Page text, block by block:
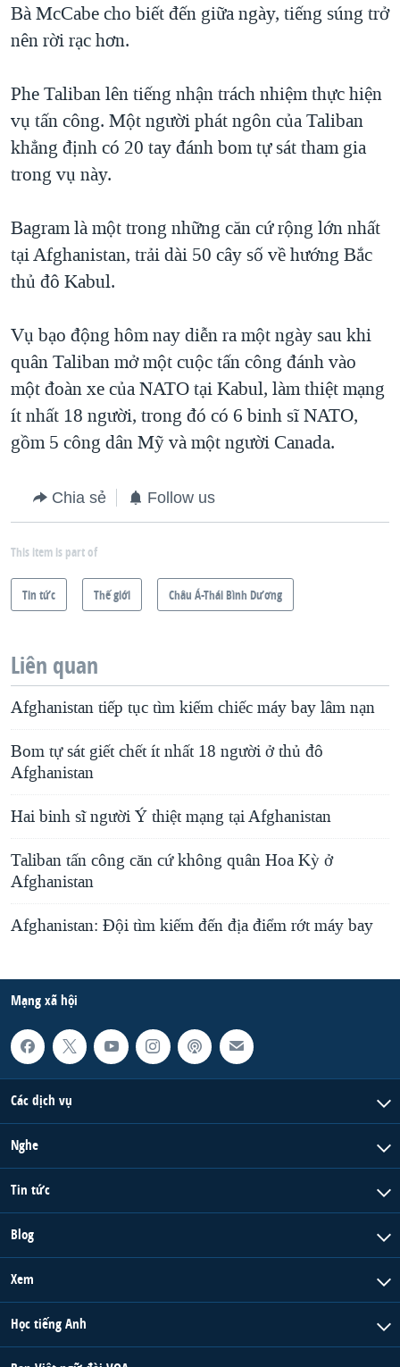
Bà McCabe cho biết đến giữa ngày, tiếng súng trở
nên rời rạc hơn.
Phe Taliban lên tiếng nhận trách nhiệm thực hiện
vụ tấn công. Một người phát ngôn của Taliban
khẳng định có 20 tay đánh bom tự sát tham gia
trong vụ này.
Bagram là một trong những căn cứ rộng lớn nhất
tại Afghanistan, trải dài 50 cây số về hướng Bắc
thủ đô Kabul.
Vụ bạo động hôm nay diễn ra một ngày sau khi
quân Taliban mở một cuộc tấn công đánh vào
một đoàn xe của NATO tại Kabul, làm thiệt mạng
ít nhất 18 người, trong đó có 6 binh sĩ NATO,
gồm 5 công dân Mỹ và một người Canada.
Chia sẻ Follow us
This item is part of
Tin tức Thế giới Châu Á-Thái Bình Dương
Liên quan
Afghanistan tiếp tục tìm kiếm chiếc máy bay lâm nạn
Bom tự sát giết chết ít nhất 18 người ở thủ đô
Afghanistan
Hai binh sĩ người Ý thiệt mạng tại Afghanistan
Taliban tấn công căn cứ không quân Hoa Kỳ ở
Afghanistan
Afghanistan: Ðội tìm kiếm đến địa điểm rớt máy bay
Mạng xã hội
Các dịch vụ
Nghe
Tin tức
Blog
Xem
Học tiếng Anh